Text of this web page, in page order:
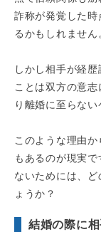
詐称が発覚した
るかもしれません
しかし相手が経
ことは双方の意
り離婚に至らない
このような理由
もあるのが現実
ないためには、
ょうか？
結婚の際に